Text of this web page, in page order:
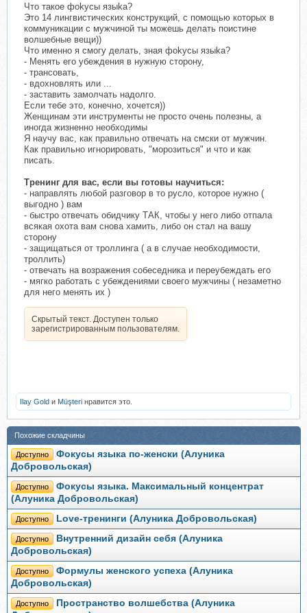
Что такое фоkyсы языkа?
Это 14 лингвистических конструкций, с помощью которых в
коммуникации с мужчиной ты можешь делать поистине
волшебные вещи))
Что именно я смогу делать, зная фоkусы языkа?
- Менять его убеждения в нужную сторону,
- трансовать,
- вдохновлять или ...
- заставить замолчать надолго.
Если тебе это, конечно, хочется))
Женщинам эти инструменты не просто очень полезны, а
иногда жизненно необходимы
Я научу вас, как правильно отвечать на смски от мужчин.
Как правильно игнорировать, "морозиться" и что и как
писать.
Тренинг для вас, если вы готовы научиться:
- направлять любой разговор в то русло, которое нужно (
выгодно ) вам
- быстро отвечать обидчику ТАК, чтобы у него либо отпала
всякая охота вам снова хамить, либо он стал на вашу
сторону
- защищаться от троллинга ( а в случае необходимости,
троллить)
- отвечать на возражения собеседника и переубеждать его
- мягко работать с убеждениями своего мужчины ( незаметно
для него менять их )
Скрытый текст. Доступен только
зарегистрированным пользователям.
Ilay Gold и Müşteri нравится это.
Похожие складчины
Доступно
Фокусы языка по-женски (Алуника
Добровольская)
Доступно
Фокусы языка. Максимальный концентрат
(Алуника Добровольская)
Доступно Love-тренинги (Алуника Добровольская)
Доступно
Внyтренний дизайн себя (Алуника
Добровольская)
Доступно
Формулы женского успеха (Алуника
Добровольская)
Доступно
Пространство волшебства (Алуника